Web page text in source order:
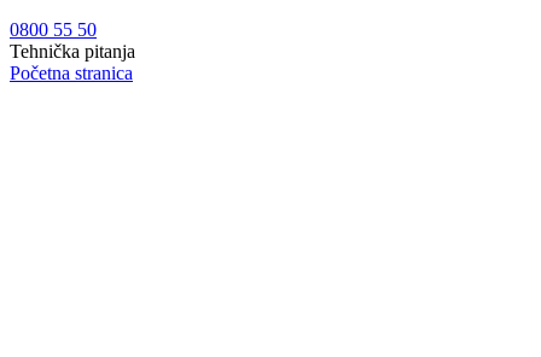
0800 55 50
Tehnička pitanja
Početna stranica